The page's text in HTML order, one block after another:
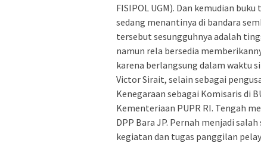
FISIPOL UGM). Dan kemudian
sedang menantinya di bandara
tersebut sesungguhnya adalah
namun rela bersedia
karena berlangsung dalam waktu
Victor Sirait, selain sebagai
Kenegaraan sebagai Komisaris di
Kementeriaan PUPR RI. Tengah
DPP Bara JP. Pernah menjadi
kegiatan dan tugas panggilan